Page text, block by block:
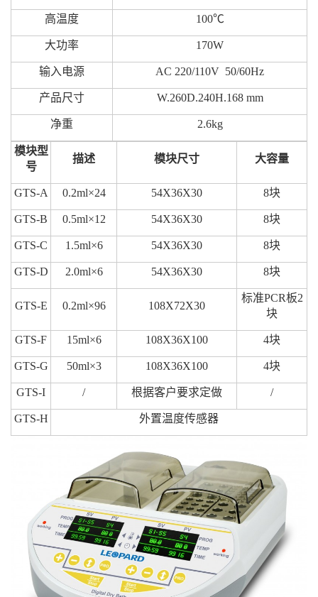
高温度 100℃
大功率 170W
输入电源 AC 220/110V 50/60Hz
产品尺寸 W.260D.240H.168 mm
净重 2.6kg
模块型
号
描述 模块尺寸 大容量
GTS-A 0.2ml×24 54X36X30 8块
GTS-B 0.5ml×12 54X36X30 8块
GTS-C 1.5ml×6 54X36X30 8块
GTS-D 2.0ml×6 54X36X30 8块
GTS-E 0.2ml×96 108X72X30
标准PCR板2
块
GTS-F 15ml×6 108X36X100 4块
GTS-G 50ml×3 108X36X100 4块
GTS-I / 根据客户要求定做 /
GTS-H 外置温度传感器